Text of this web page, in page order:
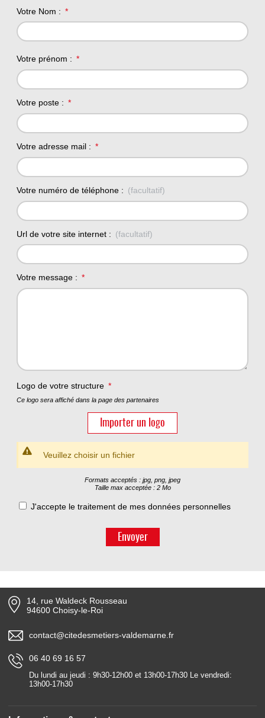
Votre Nom :
Votre prénom :
Votre poste :
Votre adresse mail :
Votre numéro de téléphone :
Url de votre site internet :
Votre message :
Logo de votre structure
Ce logo sera affiché dans la page des partenaires
Importer un logo
Veuillez choisir un fichier
Formats acceptés : jpg, png, jpeg
Taille max acceptée : 2 Mo
J'accepte le traitement de mes données personnelles
Envoyer
14, rue Waldeck Rousseau
94600 Choisy-le-Roi
contact@citedesmetiers-valdemarne.fr
06 40 69 16 57
Du lundi au jeudi : 9h30-12h00 et 13h00-17h30 Le vendredi:
13h00-17h30